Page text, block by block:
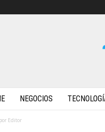
NEGOCIOS
Editor